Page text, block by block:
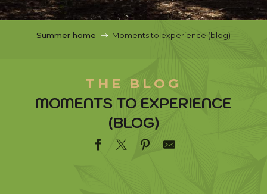
i
Summer home Moments to experience (blog)
THE BLOG
MOMENTS TO EXPERIENCE
(BLOG)